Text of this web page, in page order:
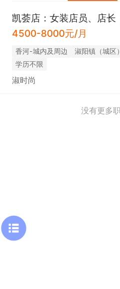
4500-8000元/月
香河-城内及周边 淑阳镇（城区）
学历不限
淑时尚
没有更多